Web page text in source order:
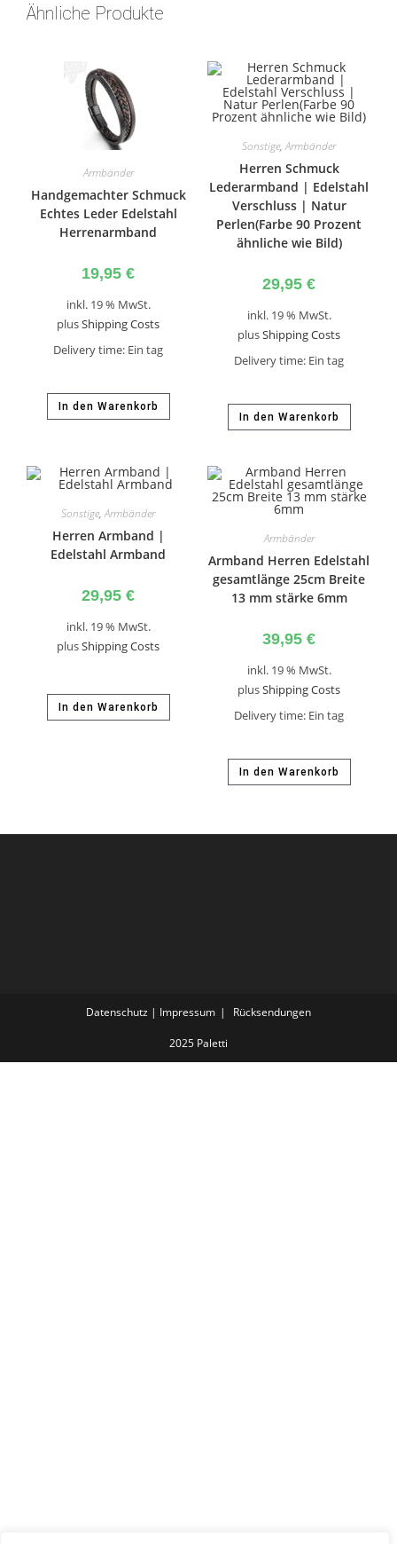
Ähnliche Produkte
Armbänder
Handgemachter Schmuck
Echtes Leder Edelstahl
Herrenarmband
19,95 €
inkl. 19 % MwSt.
plusShipping Costs
Delivery time: Ein tag
In den Warenkorb
Sonstige,Armbänder
Herren Schmuck
Lederarmband | Edelstahl
Verschluss | Natur
Perlen(Farbe 90 Prozent
ähnliche wie Bild)
29,95 €
inkl. 19 % MwSt.
plusShipping Costs
Delivery time: Ein tag
In den Warenkorb
Sonstige,Armbänder
Herren Armband |
Edelstahl Armband
29,95 €
inkl. 19 % MwSt.
plusShipping Costs
In den Warenkorb
Armbänder
Armband Herren Edelstahl
gesamtlänge 25cm Breite
13 mm stärke 6mm
39,95 €
inkl. 19 % MwSt.
plusShipping Costs
Delivery time: Ein tag
In den Warenkorb
Datenschutz | Impressum Rücksendungen
2025 Paletti